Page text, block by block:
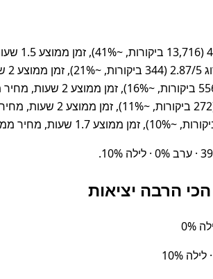
הרבה יציאות